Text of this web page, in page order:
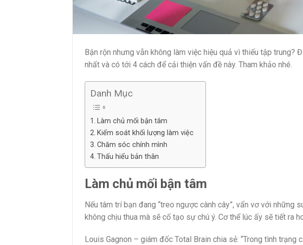
Bận rộn nhưng vẫn không làm việc hiệu quả vì thiếu tập trung?
nhất và có tới 4 cách để cải thiện vấn đề này. Tham khảo nhé.
Danh Mục
Làm chủ mối bận tâm
Kiểm soát khối lượng làm việc
Chăm sóc chính mình
Thấu hiểu bản thân
Làm chủ mối bận tâm
Nếu tâm trí bạn đang “treo ngược cành cây”, vẩn vơ với những
không chịu thua mà sẽ cố tạo sự chú ý. Cơ thể lúc ấy sẽ tiết ra
Louis Gagnon – giám đốc Total Brain chia sẻ: “Trong tình